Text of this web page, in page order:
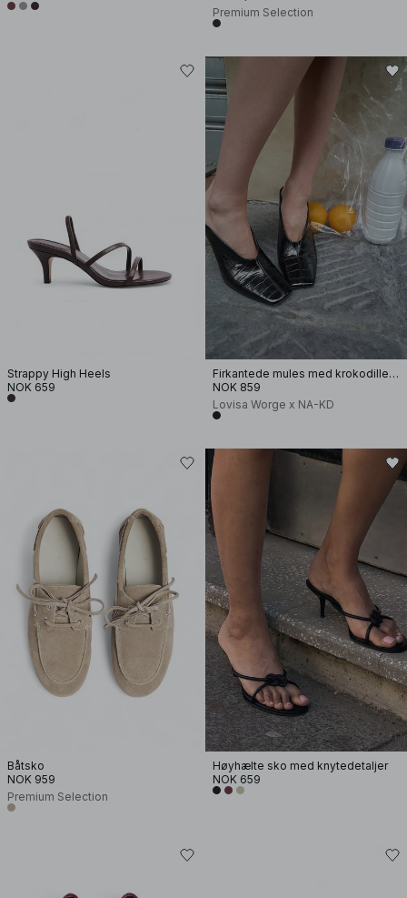
Premium Selection
Strappy High Heels
NOK 659
Firkantede mules med krokodillemønster
NOK 859
Lovisa Worge x NA-KD
Båtsko
NOK 959
Premium Selection
Høyhælte sko med knytedetaljer
NOK 659